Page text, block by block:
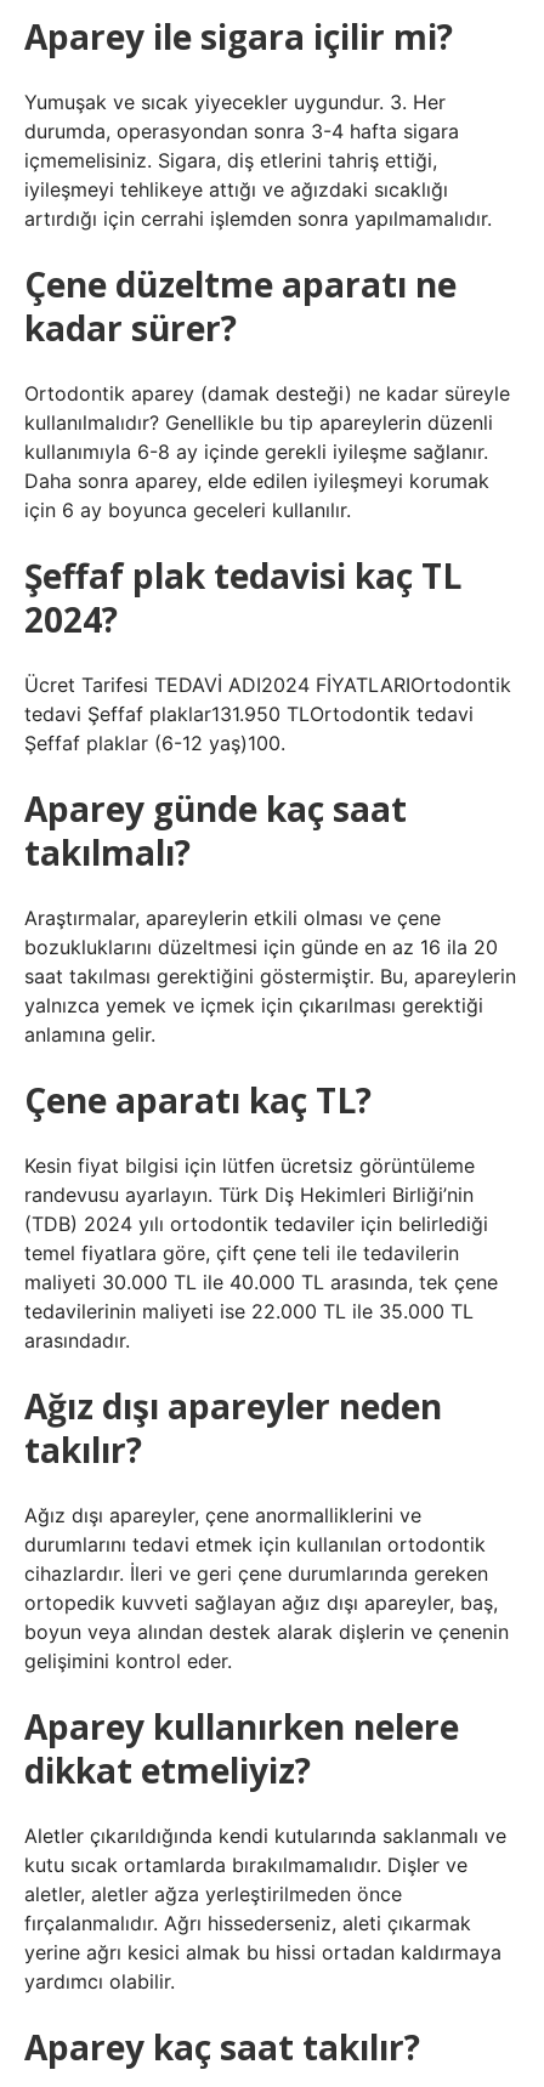
Aparey ile sigara içilir mi?
Yumuşak ve sıcak yiyecekler uygundur. 3. Her
durumda, operasyondan sonra 3-4 hafta sigara
içmemelisiniz. Sigara, diş etlerini tahriş ettiği,
iyileşmeyi tehlikeye attığı ve ağızdaki sıcaklığı
artırdığı için cerrahi işlemden sonra yapılmamalıdır.
Çene düzeltme aparatı ne
kadar sürer?
Ortodontik aparey (damak desteği) ne kadar süreyle
kullanılmalıdır? Genellikle bu tip apareylerin düzenli
kullanımıyla 6-8 ay içinde gerekli iyileşme sağlanır.
Daha sonra aparey, elde edilen iyileşmeyi korumak
için 6 ay boyunca geceleri kullanılır.
Şeffaf plak tedavisi kaç TL
2024?
Ücret Tarifesi TEDAVİ ADI2024 FİYATLARIOrtodontik
tedavi Şeffaf plaklar131.950 TLOrtodontik tedavi
Şeffaf plaklar (6-12 yaş)100.
Aparey günde kaç saat
takılmalı?
Araştırmalar, apareylerin etkili olması ve çene
bozukluklarını düzeltmesi için günde en az 16 ila 20
saat takılması gerektiğini göstermiştir. Bu, apareylerin
yalnızca yemek ve içmek için çıkarılması gerektiği
anlamına gelir.
Çene aparatı kaç TL?
Kesin fiyat bilgisi için lütfen ücretsiz görüntüleme
randevusu ayarlayın. Türk Diş Hekimleri Birliği’nin
(TDB) 2024 yılı ortodontik tedaviler için belirlediği
temel fiyatlara göre, çift çene teli ile tedavilerin
maliyeti 30.000 TL ile 40.000 TL arasında, tek çene
tedavilerinin maliyeti ise 22.000 TL ile 35.000 TL
arasındadır.
Ağız dışı apareyler neden
takılır?
Ağız dışı apareyler, çene anormalliklerini ve
durumlarını tedavi etmek için kullanılan ortodontik
cihazlardır. İleri ve geri çene durumlarında gereken
ortopedik kuvveti sağlayan ağız dışı apareyler, baş,
boyun veya alından destek alarak dişlerin ve çenenin
gelişimini kontrol eder.
Aparey kullanırken nelere
dikkat etmeliyiz?
Aletler çıkarıldığında kendi kutularında saklanmalı ve
kutu sıcak ortamlarda bırakılmamalıdır. Dişler ve
aletler, aletler ağza yerleştirilmeden önce
fırçalanmalıdır. Ağrı hissederseniz, aleti çıkarmak
yerine ağrı kesici almak bu hissi ortadan kaldırmaya
yardımcı olabilir.
Aparey kaç saat takılır?